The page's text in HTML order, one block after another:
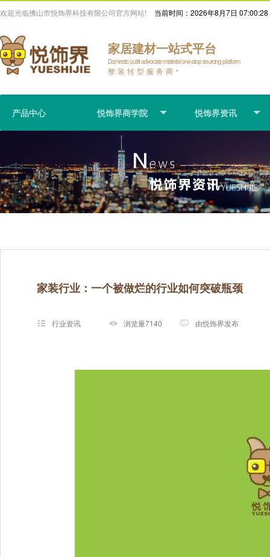
欢迎光临佛山市悦饰界科技有限公司官方网站! 当前时间： 2026年8月7日 07:00:28
家居建材一站式平台
Domestic outfit advocate material one-stop sourcing platform
整装转型服务商 +
产品中心 悦饰界商学院 悦饰界资讯
家装行业：一个被做烂的行业如何突破瓶颈
行业资讯 浏览量7140 由悦饰界发布